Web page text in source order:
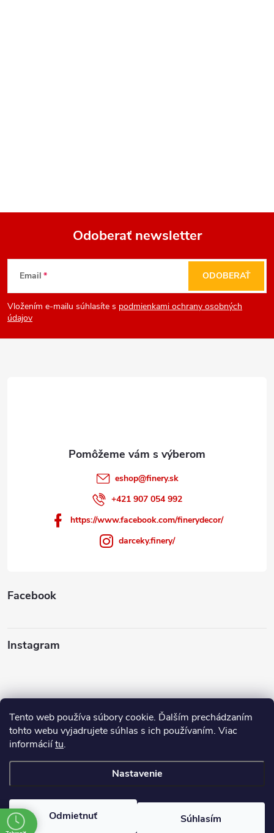
Tento web používa súbory cookie. Ďalším prechádzaním
tohto webu vyjadrujete súhlas s ich používaním. Viac
informáciítu.
Nastavenie
Odmietnuť Súhlasím
Z
á
p
Odoberať newsletter
Email
Vložením e-mailu súhlasíte s podmienkami ochrany osobných
údajov
ODOBERAŤ
eshop@finery.sk
+421 907 054 992
https://www.facebook.com/finerydecor/
darceky.finery/
Facebook
Instagram
Sledovať na Instagrame
Ako nakupovať
FINERY I darčeky. Všetky práva vyhradené.